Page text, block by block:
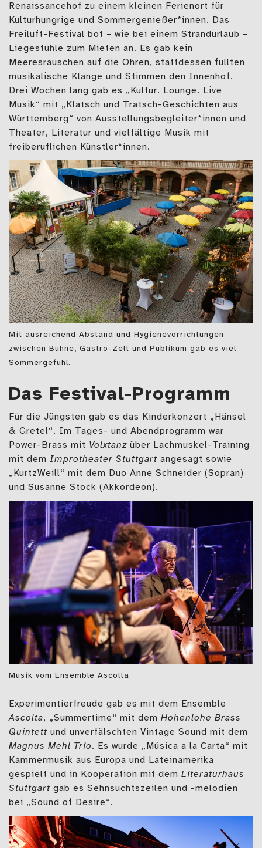
Renaissancehof zu einem kleinen Ferienort für
Kulturhungrige und Sommergenießer*innen. Das
Freiluft-Festival bot – wie bei einem Strandurlaub –
Liegestühle zum Mieten an. Es gab kein
Meeresrauschen auf die Ohren, stattdessen füllten
musikalische Klänge und Stimmen den Innenhof.
Drei Wochen lang gab es „Kultur. Lounge. Live
Musik“ mit „Klatsch und Tratsch-Geschichten aus
Württemberg“ von Ausstellungsbegleiter*innen und
Theater, Literatur und vielfältige Musik mit
freiberuflichen Künstler*innen.
Mit ausreichend Abstand und Hygienevorrichtungen
zwischen Bühne, Gastro-Zelt und Publikum gab es viel
Sommergefühl.
Das Festival-Programm
Für die Jüngsten gab es das Kinderkonzert „Hänsel
& Gretel“. Im Tages- und Abendprogramm war
Power-Brass mit Volxtanz über Lachmuskel-Training
mit dem Improtheater Stuttgart angesagt sowie
„KurtzWeill“ mit dem Duo Anne Schneider (Sopran)
und Susanne Stock (Akkordeon).
Musik vom Ensemble Ascolta
Experimentierfreude gab es mit dem Ensemble
Ascolta, „Summertime“ mit dem Hohenlohe Brass
Quintett und unverfälschten Vintage Sound mit dem
Magnus Mehl Trio. Es wurde „Música a la Carta“ mit
Kammermusik aus Europa und Lateinamerika
gespielt und in Kooperation mit dem Literaturhaus
Stuttgart gab es Sehnsuchtszeilen und -melodien
bei „Sound of Desire“.